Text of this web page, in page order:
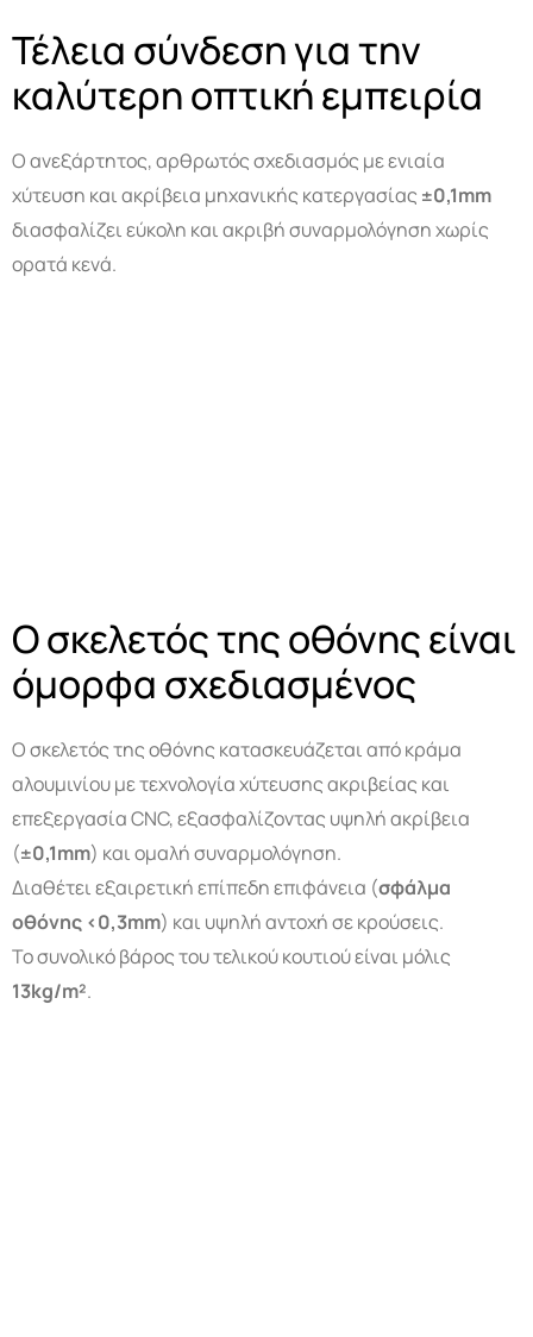
Τέλεια σύνδεση για την
καλύτερη οπτική εμπειρία
Ο ανεξάρτητος, αρθρωτός σχεδιασμός με ενιαία
χύτευση και ακρίβεια μηχανικής κατεργασίας ±0,1mm
διασφαλίζει εύκολη και ακριβή συναρμολόγηση χωρίς
ορατά κενά.
Ο σκελετός της οθόνης είναι
όμορφα σχεδιασμένος
Ο σκελετός της οθόνης κατασκευάζεται από κράμα
αλουμινίου με τεχνολογία χύτευσης ακριβείας και
επεξεργασία CNC, εξασφαλίζοντας υψηλή ακρίβεια
(±0,1mm) και ομαλή συναρμολόγηση.
Διαθέτει εξαιρετική επίπεδη επιφάνεια (σφάλμα
οθόνης <0,3mm) και υψηλή αντοχή σε κρούσεις.
Το συνολικό βάρος του τελικού κουτιού είναι μόλις
13kg/m².